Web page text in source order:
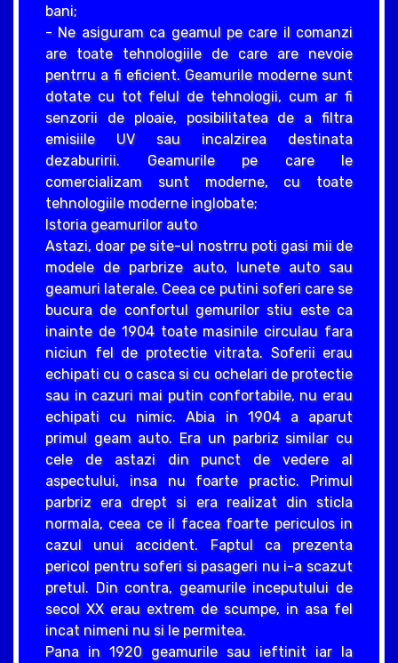
bani;
- Ne asiguram ca geamul pe care il comanzi
are toate tehnologiile de care are nevoie
pentrru a fi eficient. Geamurile moderne sunt
dotate cu tot felul de tehnologii, cum ar fi
senzorii de ploaie, posibilitatea de a filtra
emisiile UV sau incalzirea destinata
dezaburirii. Geamurile pe care le
comercializam sunt moderne, cu toate
tehnologiile moderne inglobate;
Istoria geamurilor auto
Astazi, doar pe site-ul nostrru poti gasi mii de
modele de parbrize auto, lunete auto sau
geamuri laterale. Ceea ce putini soferi care se
bucura de confortul gemurilor stiu este ca
inainte de 1904 toate masinile circulau fara
niciun fel de protectie vitrata. Soferii erau
echipati cu o casca si cu ochelari de protectie
sau in cazuri mai putin confortabile, nu erau
echipati cu nimic. Abia in 1904 a aparut
primul geam auto. Era un parbriz similar cu
cele de astazi din punct de vedere al
aspectului, insa nu foarte practic. Primul
parbriz era drept si era realizat din sticla
normala, ceea ce il facea foarte periculos in
cazul unui accident. Faptul ca prezenta
pericol pentru soferi si pasageri nu i-a scazut
pretul. Din contra, geamurile inceputului de
secol XX erau extrem de scumpe, in asa fel
incat nimeni nu si le permitea.
Pana in 1920 geamurile sau ieftinit iar la